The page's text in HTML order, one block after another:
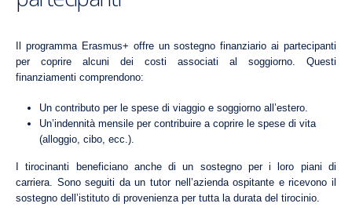
Il programma Erasmus+ offre un sostegno finanziario ai partecipanti
per coprire alcuni dei costi associati al soggiorno. Questi
finanziamenti comprendono:
Un contributo per le spese di viaggio e soggiorno all’estero.
Un’indennità mensile per contribuire a coprire le spese di vita
(alloggio, cibo, ecc.).
I tirocinanti beneficiano anche di un sostegno per i loro piani di
carriera. Sono seguiti da un tutor nell’azienda ospitante e ricevono il
sostegno dell’istituto di provenienza per tutta la durata del tirocinio.